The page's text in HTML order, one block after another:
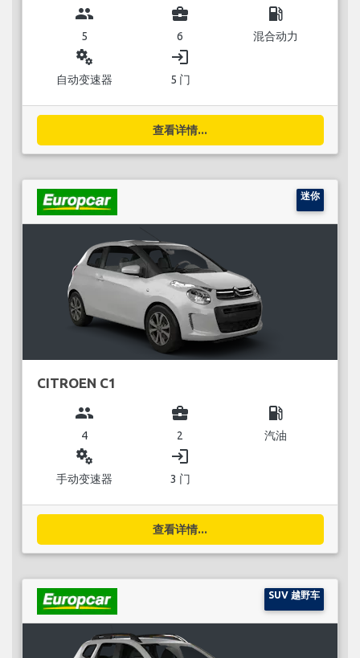
group
5
business_center
6
local_gas_station
混合动力
miscellaneous_services
自动变速器
login
5 门
查看详情...
迷你
CITROEN C1
group
4
business_center
2
local_gas_station
汽油
miscellaneous_services
手动变速器
login
3 门
查看详情...
SUV 越野车